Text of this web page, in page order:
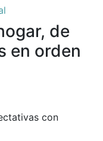
de
en orden
con